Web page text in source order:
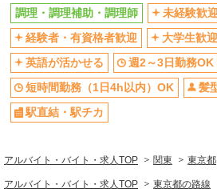
20-8）
キープ
正社員
コンパスグループ・ジャパン株式会社
代を1分単位で別途支給します。
本給12ヵ月＋賞与）
台町９－６）
未経験歓迎
大学生
英語が活かせる
週2～
短時間勤務（1日4h以内）OK
交通費
社員登用あり
調理・調理補助・調理師
未経験歓迎
経験者・有資格者歓迎
大学生歓迎
英語が活かせる
週2～3日勤務OK
短時間勤務（1日4h以内）OK
髪
駅直結・駅チカ
アルバイト・バイト・求人TOP 関東 東京都
アルバイト・バイト・求人TOP 東京都の路線